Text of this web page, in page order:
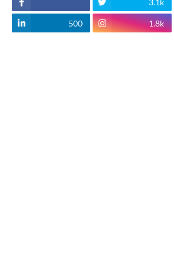
3.1k
500 1.8k